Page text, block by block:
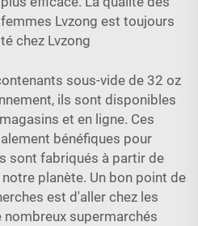
Lvzong est toujours
chez Lvzong
sous-vide de 32 oz
ils sont disponibles
et en ligne. Ces
bénéfiques pour
sont fabriqués à partir de
planète. Un bon point de
est d'aller chez les
nombreux supermarchés